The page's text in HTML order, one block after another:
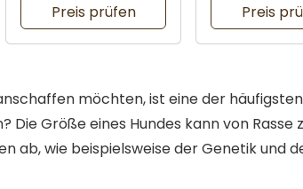
Preis prüfen
Preis
möchten, ist eine der
Die Größe eines Hundes kann von
ab, wie beispielsweise der Genetik und